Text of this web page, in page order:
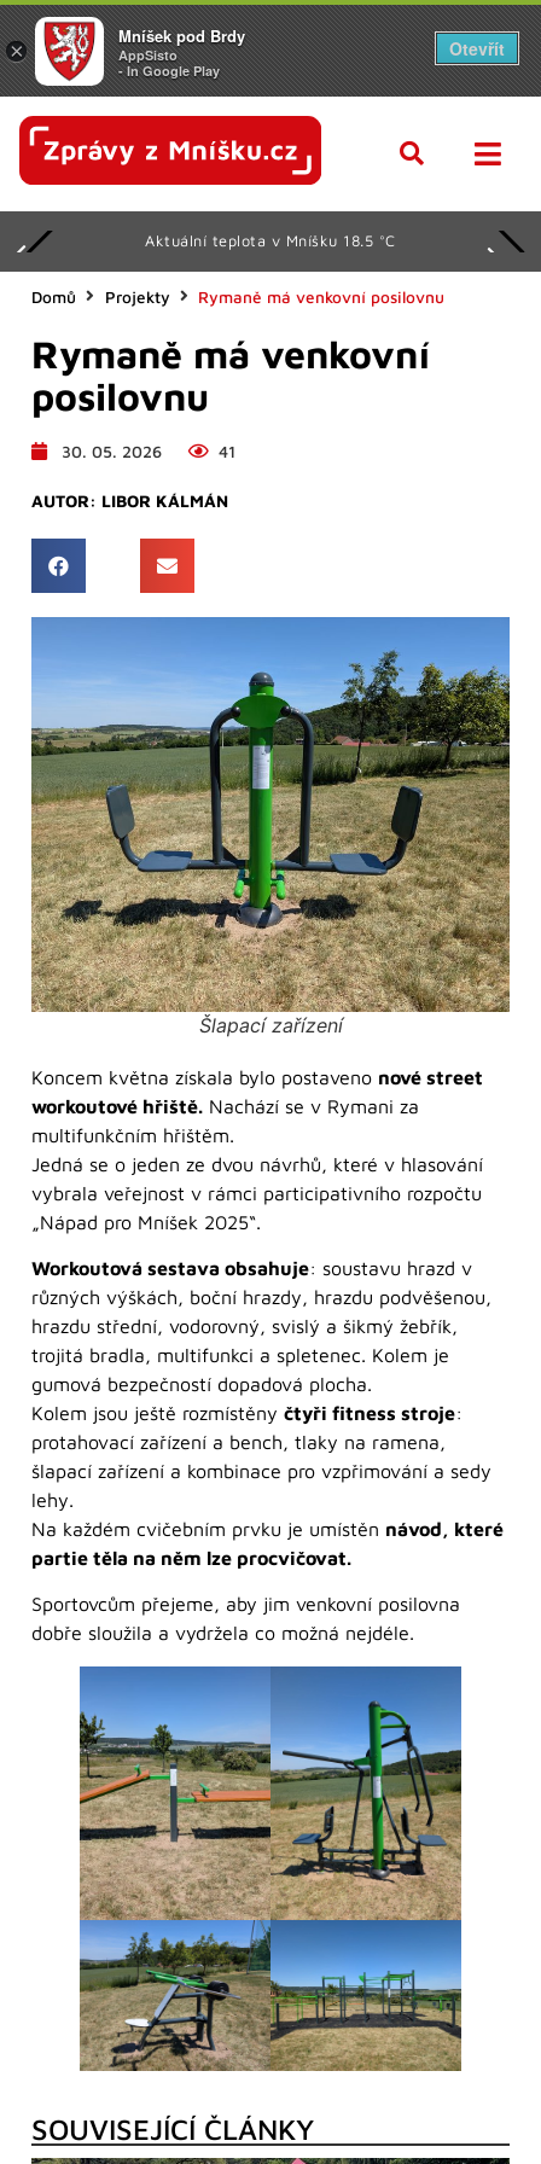
Aktuální teplota v Mníšku 18.5 °C
Domů Projekty Rymaně má venkovní posilovnu
Rymaně má venkovní
posilovnu
30. 05. 2026 41
AUTOR: LIBOR KÁLMÁN
Šlapací zařízení
Koncem května získala bylo postaveno nové street
workoutové hřiště. Nachází se v Rymani za
multifunkčním hřištěm.
Jedná se o jeden ze dvou návrhů, které v hlasování
vybrala veřejnost v rámci participativního rozpočtu
„Nápad pro Mníšek 2025“.
Workoutová sestava obsahuje: soustavu hrazd v
různých výškách, boční hrazdy, hrazdu podvěšenou,
hrazdu střední, vodorovný, svislý a šikmý žebřík,
trojitá bradla, multifunkci a spletenec. Kolem je
gumová bezpečností dopadová plocha.
Kolem jsou ještě rozmístěny čtyři fitness stroje:
protahovací zařízení a bench, tlaky na ramena,
šlapací zařízení a kombinace pro vzpřimování a sedy
lehy.
Na každém cvičebním prvku je umístěn návod, které
partie těla na něm lze procvičovat.
Sportovcům přejeme, aby jim venkovní posilovna
dobře sloužila a vydržela co možná nejdéle.
SOUVISEJÍCÍ ČLÁNKY
×
Mníšek pod Brdy
AppSisto
- In Google Play
Otevřít